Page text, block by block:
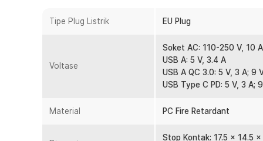
menghemat ruang sekaligus membuat area kerja lebih
5 USB A dan 1 USB Type C PD Fast Charging
Selain soket AC, tersedia 4 port USB A 3.4 A, 1 port
20 W untuk memenuhi kebutuhan pengisian daya
mendukung pengisian daya lebih cepat pada
port ini menjadikan produk sebagai charging station
Didukung kapasitas maksimum 3000 W dengan arus
Tipe Plug Listrik EU Plug
Voltase
Soket AC: 110-250 V, 10
USB A: 5 V, 3.4 A
USB A QC 3.0: 5 V, 3 A; 9
USB Type C PD: 5 V, 3 A;
Material PC Fire Retardant
Stop Kontak: 17.5 x 14.5